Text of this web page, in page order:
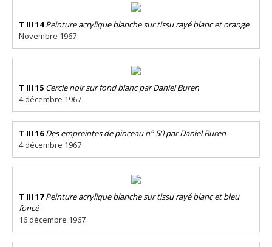
T III 14 Peinture acrylique blanche sur tissu rayé blanc et orange
Novembre 1967
T III 15 Cercle noir sur fond blanc par Daniel Buren
4 décembre 1967
T III 16 Des empreintes de pinceau n° 50 par Daniel Buren
4 décembre 1967
T III 17 Peinture acrylique blanche sur tissu rayé blanc et bleu
foncé
16 décembre 1967